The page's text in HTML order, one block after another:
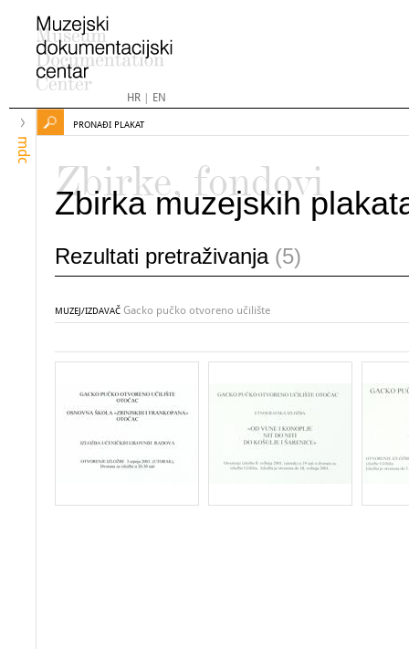
HR| EN
mdc
PRONAĐI PLAKAT
Zbirke, fondovi
Zbirka muzejskih
Rezultati pretraživanja (5)
MUZEJ/IZDAVAČ Gacko pučko otvoreno učilište